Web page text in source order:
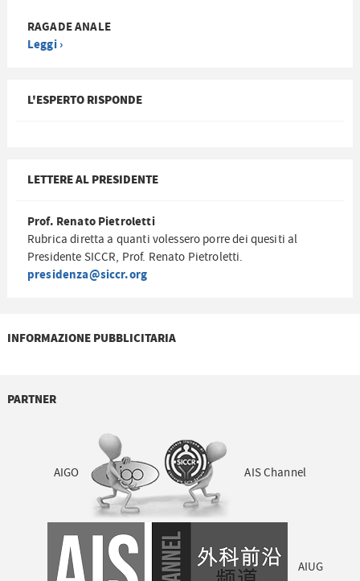
RAGADE ANALE
Leggi ›
L'ESPERTO RISPONDE
LETTERE AL PRESIDENTE
Prof. Renato Pietroletti
Rubrica diretta a quanti volessero porre dei quesiti al
Presidente SICCR, Prof. Renato Pietroletti.
presidenza@siccr.org
INFORMAZIONE PUBBLICITARIA
PARTNER
AIGO AIS Channel
AIUG